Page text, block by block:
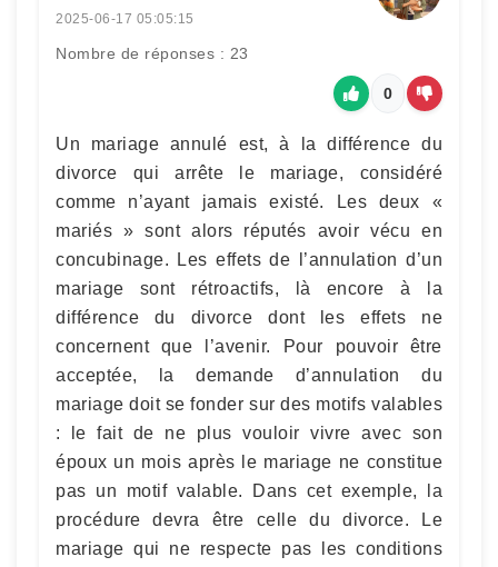
2025-06-17 05:05:15
Nombre de réponses : 23
0
Un mariage annulé est, à la différence du
divorce qui arrête le mariage, considéré
comme n’ayant jamais existé. Les deux «
mariés » sont alors réputés avoir vécu en
concubinage. Les effets de l’annulation d’un
mariage sont rétroactifs, là encore à la
différence du divorce dont les effets ne
concernent que l’avenir. Pour pouvoir être
acceptée, la demande d’annulation du
mariage doit se fonder sur des motifs valables
: le fait de ne plus vouloir vivre avec son
époux un mois après le mariage ne constitue
pas un motif valable. Dans cet exemple, la
procédure devra être celle du divorce. Le
mariage qui ne respecte pas les conditions